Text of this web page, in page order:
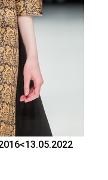
<13.05.2022